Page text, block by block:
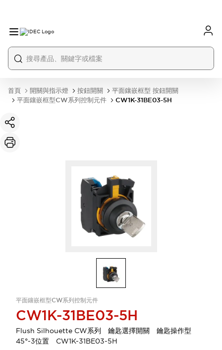
首頁 開關與指示燈 按鈕開關
平面鑲嵌框型 按鈕開關
平面鑲嵌框型CW系列控制元件
CW1K-31BE03-5H
平面鑲嵌框型CW系列控制元件
CW1K-31BE03-5H
Flush Silhouette CW系列 鑰匙選擇開關 鑰匙操作型
45°-3位置 CW1K-31BE03-5H